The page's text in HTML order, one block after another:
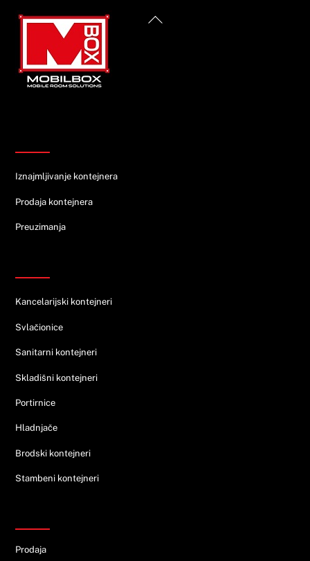
Back
Iznajmljivanje kontejnera
Prodaja kontejnera
Preuzimanja
Kancelarijski kontejneri
Svlačionice
Sanitarni kontejneri
Skladišni kontejneri
Portirnice
Hladnjače
Brodski kontejneri
Stambeni kontejneri
Prodaja